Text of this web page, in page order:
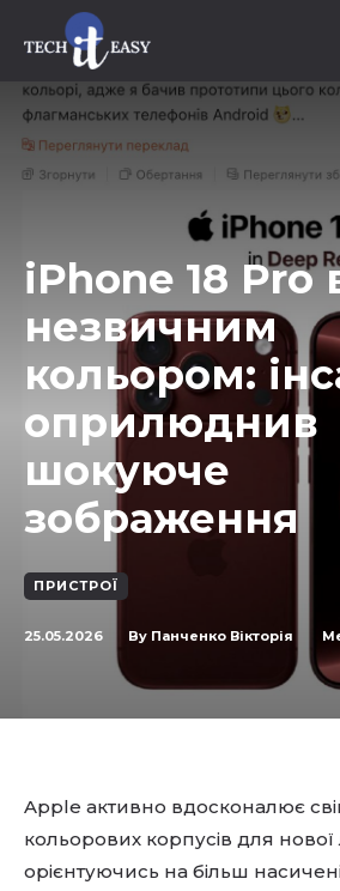
iPhone 18 Pro
незвичним
кольором:
оприлюднив
шокуюче
зображення
ПРИСТРОЇ
25.05.2026 By Панченко Вікторія
Apple активно вдосконалює
кольорових корпусів для нової
орієнтуючись на більш